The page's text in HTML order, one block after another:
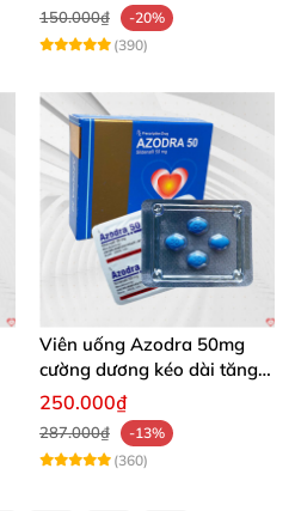
150.000₫
-20%
(390)
Viên uống Azodra 50mg
cường dương kéo dài tăng
sinh lý nam
250.000₫
287.000₫
-13%
(360)